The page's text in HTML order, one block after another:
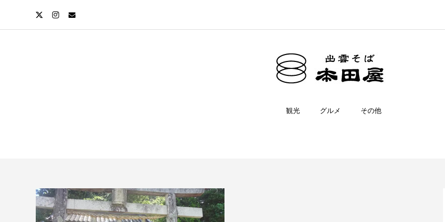
観光 グルメ その他